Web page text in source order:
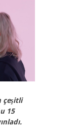
çeşitli
15